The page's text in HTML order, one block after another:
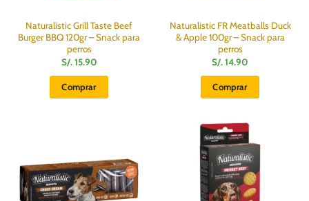
Naturalistic Grill Taste Beef
Burger BBQ 120gr – Snack para
perros
S/.15.90
Comprar
Naturalistic FR Meatballs Duck
& Apple 100gr – Snack para
perros
S/.14.90
Comprar